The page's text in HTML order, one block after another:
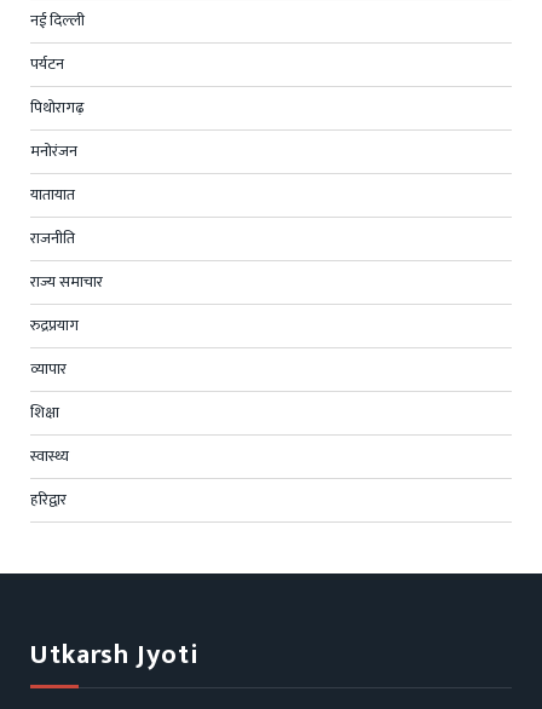
नई दिल्ली
पर्यटन
पिथोरागढ़
मनोरंजन
यातायात
राजनीति
राज्य समाचार
रुद्रप्रयाग
व्यापार
शिक्षा
स्वास्थ्य
हरिद्वार
Utkarsh Jyoti